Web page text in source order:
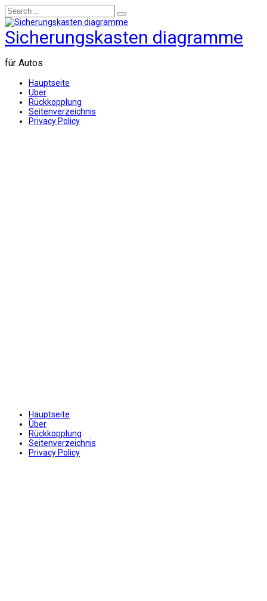
Skip
to
content
Search
for:
Sicherungskasten diagramme
für Autos
Hauptseite
Über
Rückkopplung
Seitenverzeichnis
Privacy Policy
Hauptseite
Über
Rückkopplung
Seitenverzeichnis
Privacy Policy